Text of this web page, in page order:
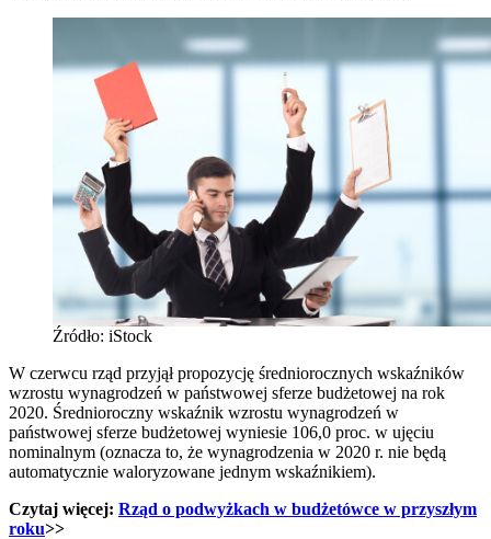
Źródło: iStock
W czerwcu rząd przyjął propozycję średniorocznych wskaźników
wzrostu wynagrodzeń w państwowej sferze budżetowej na rok
2020. Średnioroczny wskaźnik wzrostu wynagrodzeń w
państwowej sferze budżetowej wyniesie 106,0 proc. w ujęciu
nominalnym (oznacza to, że wynagrodzenia w 2020 r. nie będą
automatycznie waloryzowane jednym wskaźnikiem).
Czytaj więcej: Rząd o podwyżkach w budżetówce w przyszłym
roku>>